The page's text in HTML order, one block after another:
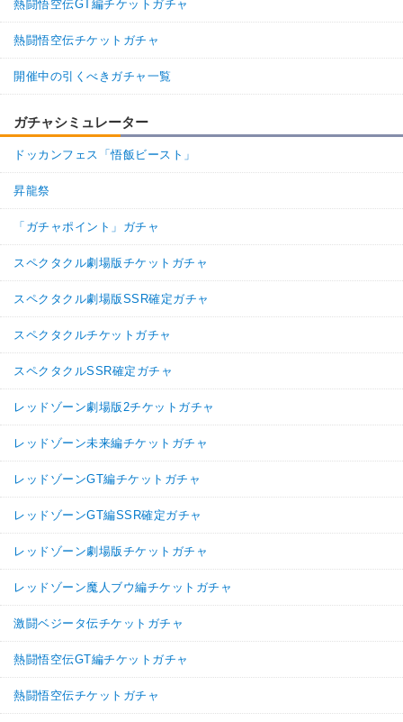
熱闘悟空伝GT編チケットガチャ
熱闘悟空伝チケットガチャ
開催中の引くべきガチャ一覧
ガチャシミュレーター
ドッカンフェス「悟飯ビースト」
昇龍祭
「ガチャポイント」ガチャ
スペクタクル劇場版チケットガチャ
スペクタクル劇場版SSR確定ガチャ
スペクタクルチケットガチャ
スペクタクルSSR確定ガチャ
レッドゾーン劇場版2チケットガチャ
レッドゾーン未来編チケットガチャ
レッドゾーンGT編チケットガチャ
レッドゾーンGT編SSR確定ガチャ
レッドゾーン劇場版チケットガチャ
レッドゾーン魔人ブウ編チケットガチャ
激闘ベジータ伝チケットガチャ
熱闘悟空伝GT編チケットガチャ
熱闘悟空伝チケットガチャ